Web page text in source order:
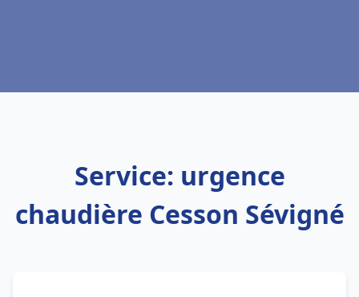
Service: urgence
chaudière Cesson Sévigné